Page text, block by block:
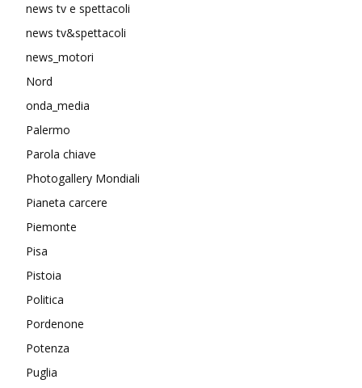
news tv e spettacoli
news tv&spettacoli
news_motori
Nord
onda_media
Palermo
Parola chiave
Photogallery Mondiali
Pianeta carcere
Piemonte
Pisa
Pistoia
Politica
Pordenone
Potenza
Puglia